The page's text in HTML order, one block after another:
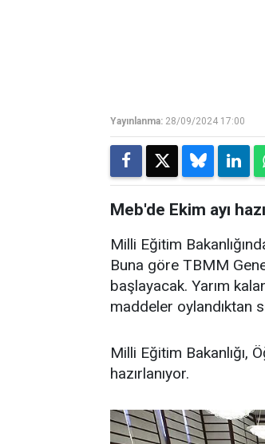
Yayınlanma: 28/09/2024 17:00
Meb'de Ekim ayı
Milli Eğitim
Buna göre TBMM
başlayacak. Yarım
maddeler oylandıktan
Milli Eğitim Bakanlığı,
hazırlanıyor.